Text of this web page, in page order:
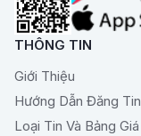
THÔNG TIN
Giới Thiệu
Hướng Dẫn Đăng Tin
Loại Tin Và Bảng Giá